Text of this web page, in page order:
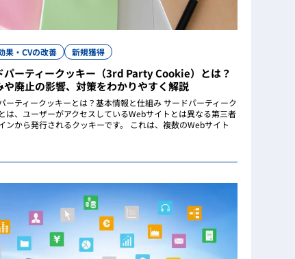
果・CVの改善 新規獲得
パーティークッキー（3rd Party Cookie）とは？
や廃止の影響、対策をわかりやすく解説
ーティークッキーとは？基本情報と仕組み サードパーティーク
は、ユーザーがアクセスしているWebサイトとは異なる第三者
ンから発行されるクッキーです。 これは、複数のWebサイト